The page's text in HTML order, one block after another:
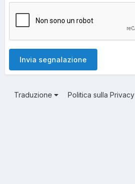
Invia segnalazione
Traduzione Politica sulla Privacy